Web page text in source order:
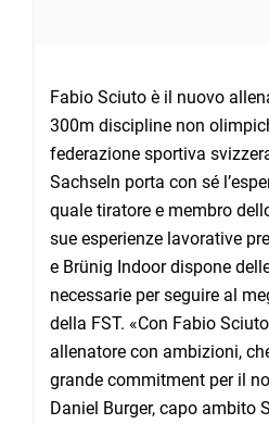
Fabio Sciuto è il nuovo
300m discipline non
federazione sportiva
Sachseln porta con sé
quale tiratore e membro
sue esperienze lavorative
e Brünig Indoor dispone
necessarie per seguire al
della FST. «Con Fabio
allenatore con ambizioni,
grande commitment per il
Daniel Burger, capo ambito